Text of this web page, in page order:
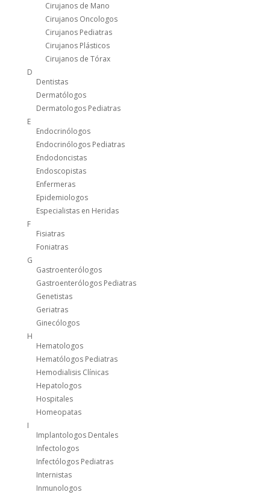
Cirujanos de Mano
Cirujanos Oncologos
Cirujanos Pediatras
Cirujanos Plásticos
Cirujanos de Tórax
D
Dentistas
Dermatólogos
Dermatologos Pediatras
E
Endocrinólogos
Endocrinólogos Pediatras
Endodoncistas
Endoscopistas
Enfermeras
Epidemiologos
Especialistas en Heridas
F
Fisiatras
Foniatras
G
Gastroenterólogos
Gastroenterólogos Pediatras
Genetistas
Geriatras
Ginecólogos
H
Hematologos
Hematólogos Pediatras
Hemodialisis Clínicas
Hepatologos
Hospitales
Homeopatas
I
Implantologos Dentales
Infectologos
Infectólogos Pediatras
Internistas
Inmunologos